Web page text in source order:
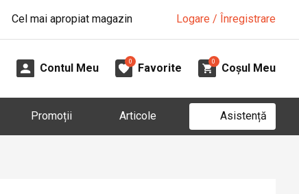
Cel mai apropiat magazin Logare / Înregistrare
Contul Meu
0
Favorite
0
Coșul Meu
Promoții Articole Asistență